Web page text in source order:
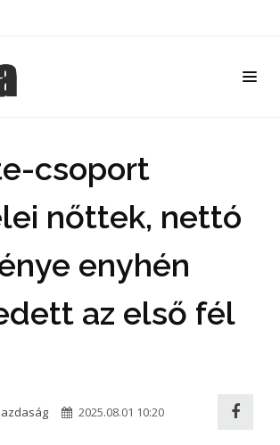
csoport
nőttek, nettó
enyhén
az első fél
2025.08.01 10:20